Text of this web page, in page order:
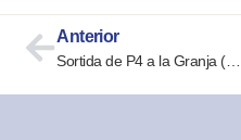
Anterior
Sortida de P4 a la Granja (Els Esquirols)